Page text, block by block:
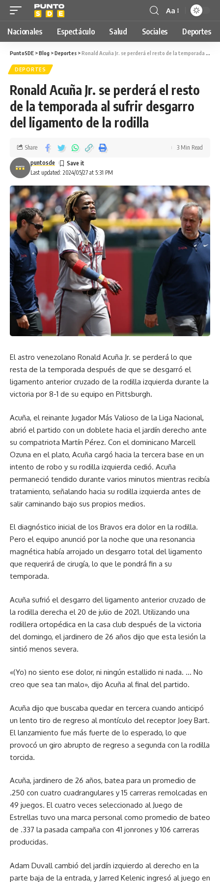
Aa
Nacionales Espectáculo Salud Sociales Deportes
PuntoSDE >Blog >Deportes >Ronald Acuña Jr. se perderá el resto de la temporada al sufrir desgarro del ligamento de la rodilla
DEPORTES
Ronald Acuña Jr. se perderá el resto
de la temporada al sufrir desgarro
del ligamento de la rodilla
Last updated: 2024/05/27 at 5:31 PM
puntosde
Share 3 Min Read
El astro venezolano Ronald Acuña Jr. se perderá lo que
resta de la temporada después de que se desgarró el
ligamento anterior cruzado de la rodilla izquierda durante la
victoria por 8-1 de su equipo en Pittsburgh.
Acuña, el reinante Jugador Más Valioso de la Liga Nacional,
abrió el partido con un doblete hacia el jardín derecho ante
su compatriota Martín Pérez. Con el dominicano Marcell
Ozuna en el plato, Acuña cargó hacia la tercera base en un
intento de robo y su rodilla izquierda cedió. Acuña
permaneció tendido durante varios minutos mientras recibía
tratamiento, señalando hacia su rodilla izquierda antes de
salir caminando bajo sus propios medios.
El diagnóstico inicial de los Bravos era dolor en la rodilla.
Pero el equipo anunció por la noche que una resonancia
magnética había arrojado un desgarro total del ligamento
que requerirá de cirugía, lo que le pondrá fin a su
temporada.
Acuña sufrió el desgarro del ligamento anterior cruzado de
la rodilla derecha el 20 de julio de 2021. Utilizando una
rodillera ortopédica en la casa club después de la victoria
del domingo, el jardinero de 26 años dijo que esta lesión la
sintió menos severa.
«(Yo) no siento ese dolor, ni ningún estallido ni nada. … No
creo que sea tan malo», dijo Acuña al final del partido.
Acuña dijo que buscaba quedar en tercera cuando anticipó
un lento tiro de regreso al montículo del receptor Joey Bart.
El lanzamiento fue más fuerte de lo esperado, lo que
provocó un giro abrupto de regreso a segunda con la rodilla
torcida.
Acuña, jardinero de 26 años, batea para un promedio de
.250 con cuatro cuadrangulares y 15 carreras remolcadas en
49 juegos. El cuatro veces seleccionado al Juego de
Estrellas tuvo una marca personal como promedio de bateo
de .337 la pasada campaña con 41 jonrones y 106 carreras
producidas.
Adam Duvall cambió del jardín izquierdo al derecho en la
parte baja de la entrada, y Jarred Kelenic ingresó al juego en